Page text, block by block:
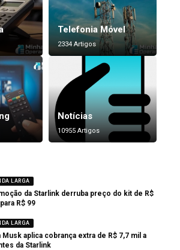
Telefonia Móvel
2334 Artigos
Notícias
10955 Artigos
LARGA
da Starlink derruba preço do kit de R$
R$ 99
LARGA
Musk aplica cobrança extra de R$ 7,7 mil a
da Starlink